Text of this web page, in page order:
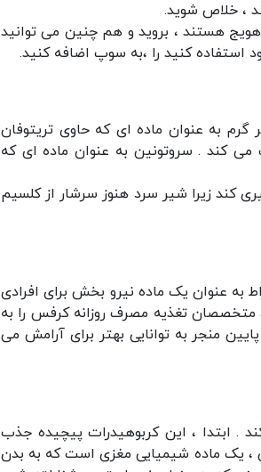
، خلاص شوید.
هستند ، بروید و هم چنین می توانید
استفاده کنید را ،به سوپ اضافه کنید.
به عنوان ماده ای که حاوی تریتوفان
- ترکیبی که به تولید سروتونین ( حدود 43% ) کمک می کند . سروتونین به عنوان ماده ای که
کند زیرا شیر سرد هنوز سرشار از کلسیم
به عنوان یک ماده نیرو بخش برای افرادی
، متخصصان تغذیه مصرف روزانه کرفس را به
منجر به توانایی بهتر برای آرامش می
. ابتدا ، این کربوهیدرات پیچیده جذب
، یک ماده شیمیایی مغزی است که به بدن